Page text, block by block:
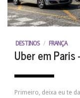
DESTINOS / FRANÇA
Uber em Paris
Primeiro, deixa eu te